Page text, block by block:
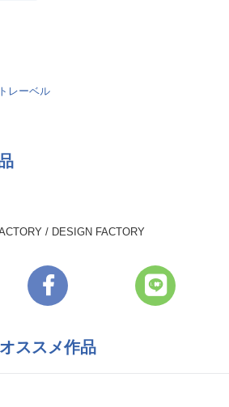
レーベル
/ DESIGN FACTORY
オススメ作品